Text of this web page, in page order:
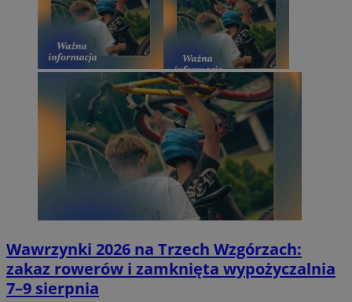
Wawrzynki 2026 na Trzech Wzgórzach:
zakaz rowerów i zamknięta wypożyczalnia
7–9 sierpnia